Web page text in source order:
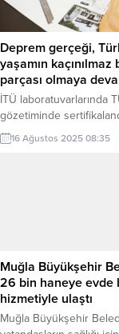
Yıldız, “Çocuklarımızın
imkanlarını artırmak ve
sosyal hayata katılımını
desteklemek amacıyla...
Deprem gerçeği,
yaşamın kaçınılmaz
parçası olmaya
İTÜ laboratuvarlarında
gözetiminde
Böylece DKM, güvenlik
performans kriterlerinde
16 Ağustos 2025 08:35
Muğla Büyükşehir
26 bin haneye evde
hizmetiyle ulaştı
Muğla Büyükşehir